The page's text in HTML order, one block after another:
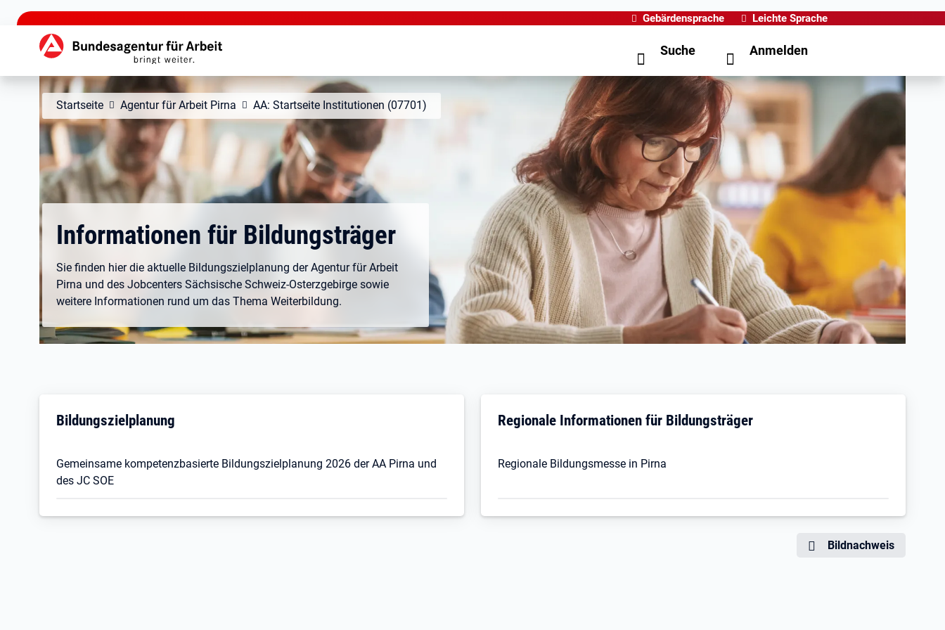
zu den Hauptinhalten springen
Gebärdensprache Leichte Sprache
Hauptnavigation Suche Anmelden
Startseite Agentur für Arbeit Pirna AA: Startseite Institutionen (07701)
Informationen für Bildungsträger
Sie finden hier die aktuelle Bildungszielplanung der Agentur für Arbeit
Pirna und des Jobcenters Sächsische Schweiz-Osterzgebirge sowie
weitere Informationen rund um das Thema Weiterbildung.
Bildungszielplanung
Gemeinsame kompetenzbasierte Bildungszielplanung 2026 der AA Pirna und
des JC SOE
Regionale Informationen für Bildungsträger
Regionale Bildungsmesse in Pirna
Bildnachweis